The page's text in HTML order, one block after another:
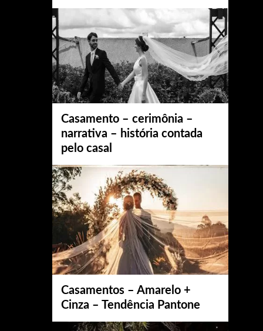
Casamento – cerimônia –
narrativa – história contada
pelo casal
Casamentos – Amarelo +
Cinza – Tendência Pantone